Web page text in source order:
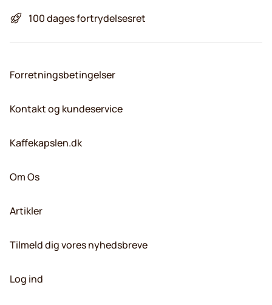
100 dages fortrydelsesret
Forretningsbetingelser
Kontakt og kundeservice
Kaffekapslen.dk
Om Os
Artikler
Tilmeld dig vores nyhedsbreve
Log ind